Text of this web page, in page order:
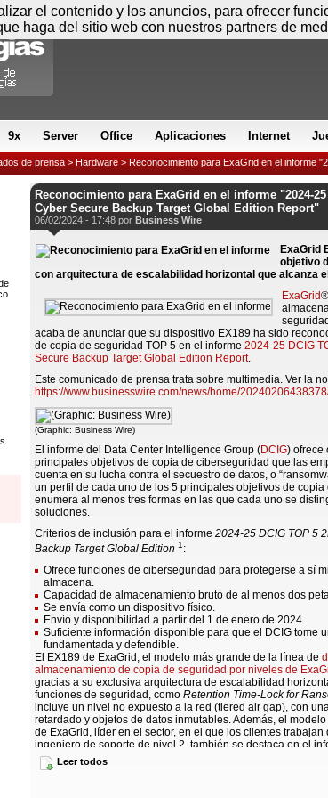
9x Server Office Aplicaciones Internet
de prensa > Hardware > Reconocimiento para ExaGrid en el informe
Reconocimiento para ExaGrid en el informe "2024-25
Cyber Secure Backup Target Global Edition Report"
06/02/2024 - 17:48 por Business Wire
ExaGrid
objetivo
con arquitectura de escalabilidad horizontal que alcanza
ExaGrid
acaba de anunciar que su dispositivo EX189 ha sido
de copia de seguridad TOP 5 en el informe 2024-25 DCIG
Secure Backup Target Global Edition Report.
Este comunicado de prensa trata sobre multimedia. Ver la
https://www.businesswire.com/news/home/
(Graphic: Business Wire)
El informe del Data Center Intelligence Group (DCIG) ofrece
principales objetivos de copia de ciberseguridad que las
cuenta en su lucha contra el secuestro de datos, o
un perfil de cada uno de los 5 principales objetivos de
enumera al menos tres formas en las que cada uno se
soluciones.
Criterios de inclusión para el informe 2024-25 DCIG TOP 5
Backup Target Global Edition 1 :
Ofrece funciones de ciberseguridad para protegerse a sí
almacena.
Capacidad de almacenamiento bruto de al menos dos
Se envía como un dispositivo físico.
Envío y disponibilidad a partir del 1 de enero de 2024.
Suficiente información disponible para que el DCIG tome
fundamentada y defendible.
El EX189 de ExaGrid, el modelo más grande de la línea de
almacenamiento de copia de seguridad por niveles de
gracias a su exclusiva arquitectura de escalabilidad
funciones de seguridad, como Retention Time-Lock for
incluye un nivel no expuesto a la red (tiered air gap), con
retardado y objetos de datos inmutables. Además, el
de ExaGrid, líder en el sector, en el que los clientes trabajan
ingeniero de soporte de nivel 2, también se destaca en el
diferenciador clave de otros objetivos de copia de seguridad.
Leer todos
el contenido y los anuncios, para ofrecer
haga del sitio web con nuestros partners de